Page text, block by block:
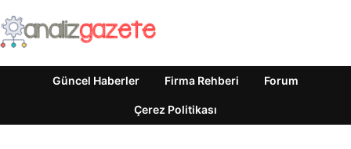
Güncel Haberler Firma Rehberi Forum
Çerez Politikası